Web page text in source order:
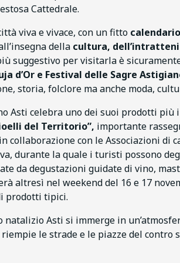
Cattedrale.
viva e vivace, con un fitto
della cultura,
suggestivo per visitarla è
d’Or e Festival delle Sagre
storia, folclore ma anche moda,
Asti celebra uno dei suoi prodotti
del Territorio”, importante
collaborazione con le Associazioni
durante la quale i turisti possono
da degustazioni guidate di vino,
altresì nel weekend del 16 e 17
prodotti tipici.
natalizio Asti si immerge in
le strade e le piazze del contro